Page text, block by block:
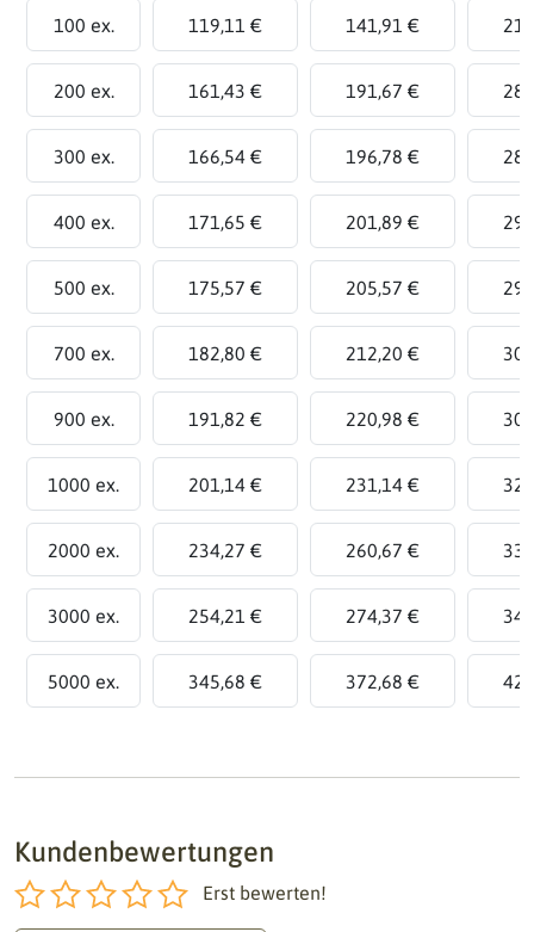
100 ex. 119,11 € 141,91 €
200 ex. 161,43 € 191,67 €
300 ex. 166,54 € 196,78 €
400 ex. 171,65 € 201,89 €
500 ex. 175,57 € 205,57 €
700 ex. 182,80 € 212,20 €
900 ex. 191,82 € 220,98 €
1000 ex. 201,14 € 231,14 €
2000 ex. 234,27 € 260,67 €
3000 ex. 254,21 € 274,37 €
5000 ex. 345,68 € 372,68 €
Kundenbewertungen
Erst bewerten!